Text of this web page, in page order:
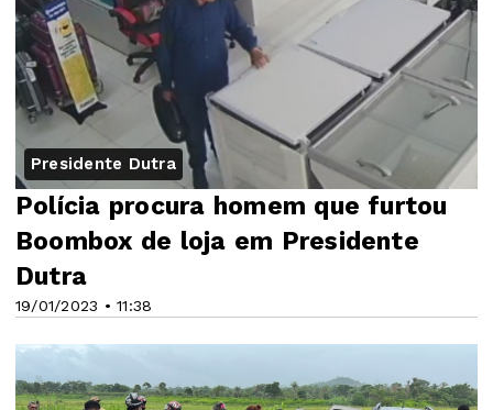
Presidente Dutra
19/01/2023 • 11:38
Polícia procura homem que furtou
Boombox de loja em Presidente
Dutra